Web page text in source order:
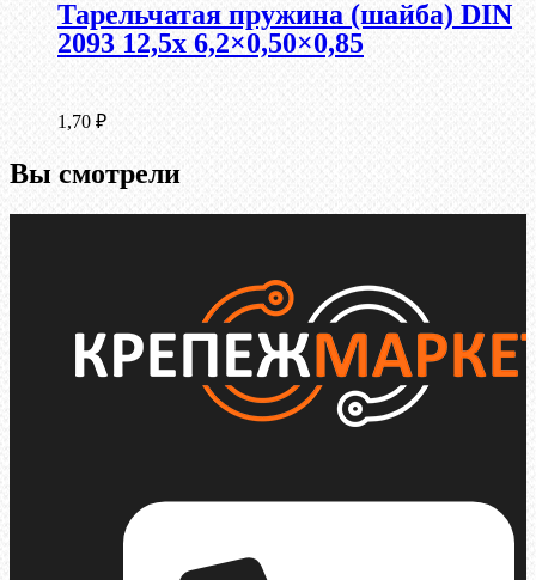
Тарельчатая пружина (шайба) DIN
2093 12,5x 6,2×0,50×0,85
1,70 ₽
Вы смотрели